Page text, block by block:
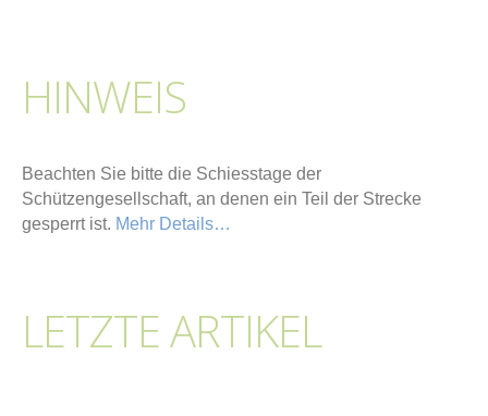
HINWEIS
Beachten Sie bitte die Schiesstage der
Schützengesellschaft, an denen ein Teil der Strecke
gesperrt ist. Mehr Details…
LETZTE ARTIKEL